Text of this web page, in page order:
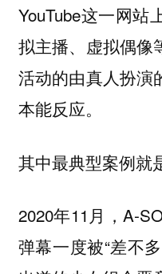
YouTube这一网站
拟主播、虚拟偶像
活动的由真人扮演
本能反应。
其中最典型案例就
2020年11月，A-
弹幕一度被“差不